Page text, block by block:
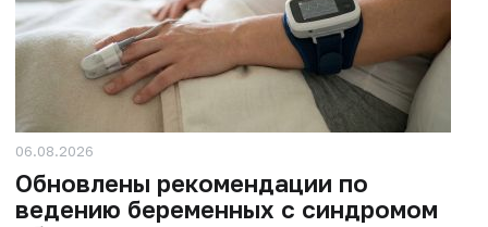
06.08.2026
Обновлены рекомендации по
ведению беременных с синдромом